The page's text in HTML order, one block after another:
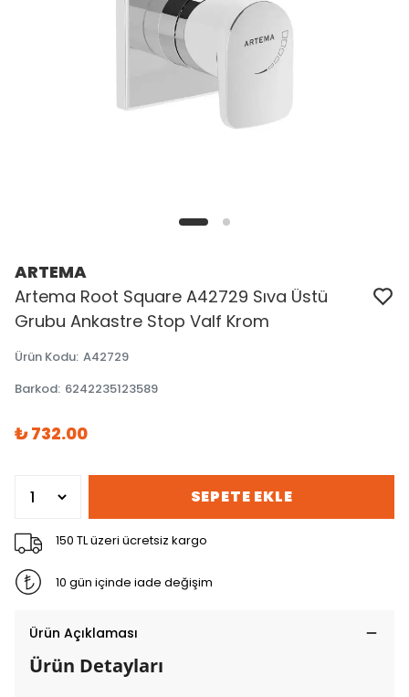
ARTEMA
Artema Root Square A42729 Sıva Üstü
Grubu Ankastre Stop Valf Krom
Ürün Kodu: A42729
Barkod: 6242235123589
₺ 732.00
SEPETE EKLE
150 TL üzeri ücretsiz kargo
10 gün içinde iade değişim
Ürün Açıklaması
Ürün Detayları